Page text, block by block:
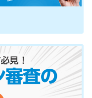
ンを選ぶべき4つ
用して利息0円で
つのポイント